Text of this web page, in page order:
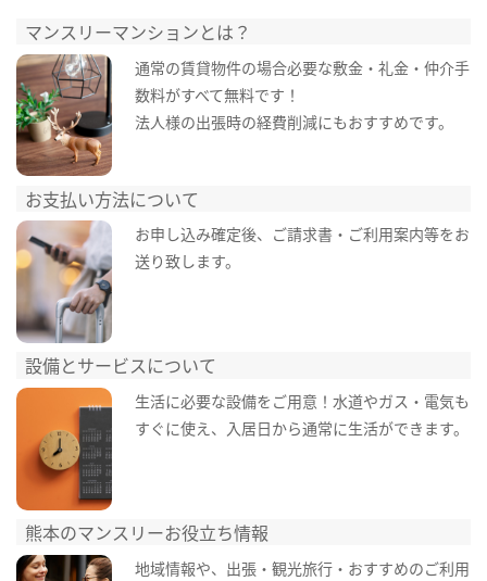
マンスリーマンションとは？
通常の賃貸物件の場合必要な敷金・礼金・仲介手
数料がすべて無料です！
法人様の出張時の経費削減にもおすすめです。
お支払い方法について
お申し込み確定後、ご請求書・ご利用案内等をお
送り致します。
設備とサービスについて
生活に必要な設備をご用意！水道やガス・電気も
すぐに使え、入居日から通常に生活ができます。
熊本のマンスリーお役立ち情報
地域情報や、出張・観光旅行・おすすめのご利用